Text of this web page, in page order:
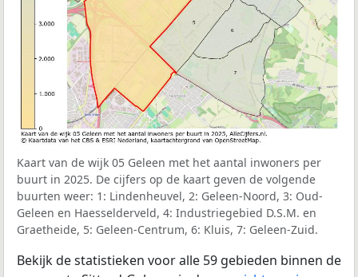
Kaart van de wijk 05 Geleen met het aantal inwoners per
buurt in 2025. De cijfers op de kaart geven de volgende
buurten weer: 1: Lindenheuvel, 2: Geleen-Noord, 3: Oud-
Geleen en Haesselderveld, 4: Industriegebied D.S.M. en
Graetheide, 5: Geleen-Centrum, 6: Kluis, 7: Geleen-Zuid.
Bekijk de statistieken voor alle 59 gebieden binnen de